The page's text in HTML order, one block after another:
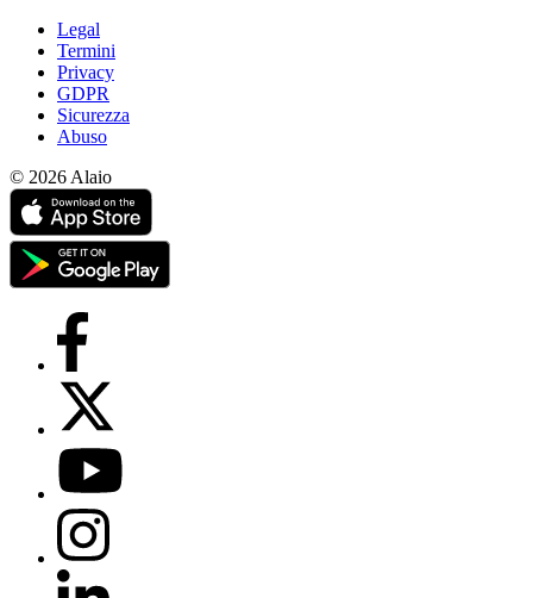
Legal
Termini
Privacy
GDPR
Sicurezza
Abuso
© 2026 Alaio